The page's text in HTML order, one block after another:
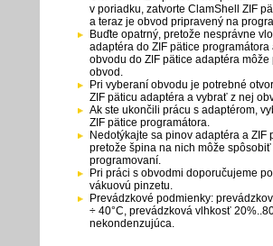
v poriadku, zatvorte ClamShell ZIF
a teraz je obvod pripravený na
Buďte opatrný, pretože nesprávne
adaptéra do ZIF pätice programátora
obvodu do ZIF pätice adaptéra
obvod.
Pri vyberaní obvodu je potrebné
ZIF päticu adaptéra a vybrať z nej
Ak ste ukončili prácu s adaptérom,
ZIF pätice programátora.
Nedotýkajte sa pinov adaptéra a ZIF
pretože špina na nich môže spôsobiť
programovaní.
Pri práci s obvodmi doporučujeme
vákuovú pinzetu.
Prevádzkové podmienky:
÷ 40°C, prevádzková vlhkosť
nekondenzujúca.